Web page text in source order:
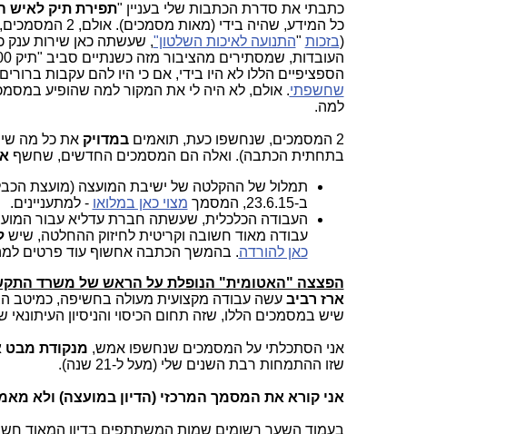
כתבתי את סדרת הכתבות שלי בעניין "תפירת תיק לאיש
כל המידע, שהיה בידי (מאות מסמכים). אולם, 2 המסמכים, ש
(בזכות "התנועה לאיכות השלטון", שעשתה כאן שירות ענק
הספציפיים הללו לא היו בידי, אם כי היו להם עקבות
שחשפתי. אולם, לא היה לי את המקור למה שהופיע
למה.
2 המסמכים, שנחשפו כעת, תואמים במדויקאת כל מה
בתחתית הכתבה). ואלה הם המסמכים החדשים, שחשף
תמלול של ההקלטה של ישיבת המועצה (מועצת
ב-23.6.15, המסמך
מצוי כאן במלואו - למתעניינים.
העבודה הכלכלית, שעשתה חברת עדליא עבור
עבודה מאוד חשובה וקריטית לחיזוק ההחלטה, שיש
כאן להורדה. בהמשך הכתבה אחשוף עוד פרטים למה
הפצצה "האטומית" הנופלת על הראש של משרד
ארז רביב עשה עבודה מקצועית מעולה בחשיפה, כמיטב
שיש במסמכים הללו, שזה תחום הכיסוי והניסיון העיתונאי
אני הסתכלתי על המסמכים שנחשפו אמש, מנקודת מבט
שזו ההתמחות רבת השנים שלי (מעל ל-21 שנה).
אני קורא את המסמך המרכזי (הדיון במועצה) ולא
בעמוד השער רשומים שמות המשתתפים בדיון המאוד